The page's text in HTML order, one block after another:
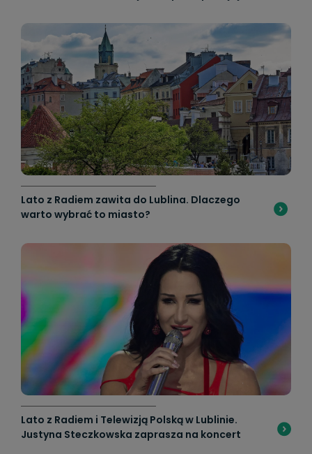
Lato z Radiem zawita do Lublina. Dlaczego
warto wybrać to miasto?
Lato z Radiem i Telewizją Polską w Lublinie.
Justyna Steczkowska zaprasza na koncert